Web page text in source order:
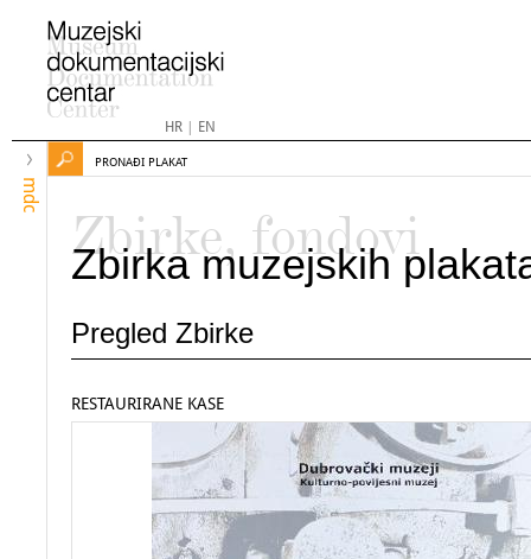
HR| EN
mdc
PRONAĐI PLAKAT
Zbirke, fondovi
Zbirka muzejskih
Pregled Zbirke
RESTAURIRANE KASE